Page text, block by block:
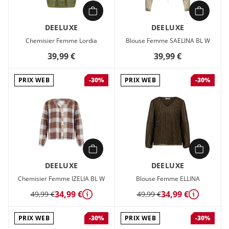
DEELUXE
Chemisier Femme Lordia
39,99 €
DEELUXE
Blouse Femme SAELINA BL W
39,99 €
PRIX WEB -30%
DEELUXE
Chemisier Femme IZELIA BL W
49,99 €34,99 € Détails
PRIX WEB -30%
DEELUXE
Blouse Femme ELLINA
49,99 €34,99 € Détails
PRIX WEB -30% PRIX WEB -30%